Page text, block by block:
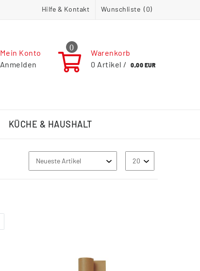
Hilfe & Kontakt Wunschliste (0)
Mein Konto
Anmelden
0
Warenkorb
0 Artikel / 0,00 EUR
KÜCHE & HAUSHALT